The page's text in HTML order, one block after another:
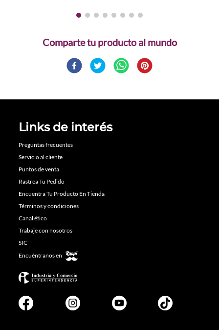
Comparte
Links de interés
Preguntas frecuentes
Servicio al cliente
Puntos de venta
Rastrea Tu Pedido
Encuentra Tu Producto En Tienda
Términos y condiciones
Canal ético
Trabaje con nosotros
SIC
Encuéntranos en